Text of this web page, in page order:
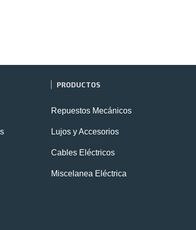
PRODUCTOS
Repuestos Mecánicos
Lujos y Accesorios
Cables Eléctricos
Miscelanea Eléctrica